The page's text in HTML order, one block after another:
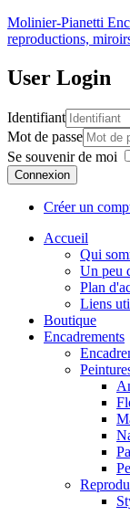
Molinier-Pianetti
reproductions,
User Login
Identifiant
Mot de passe
Se souvenir de moi
Connexion
Créer un
Accueil
Qui
Un peu
Plan
Liens
Boutique
Encadrements